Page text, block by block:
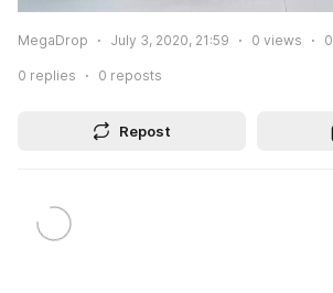
MegaDrop July 3, 2020, 21:59 0 views 0
0 replies 0 reposts
Repost